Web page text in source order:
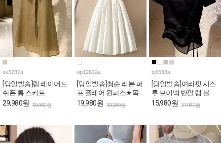
sk5237a
[당일발송]랩 레이어드
쉬폰 롱 스커트
29,980원 59,980원
op12832a
[당일발송]청순 리본 퍼
프 플레어 원피스★목
요특가 자정마감
19,980원 39,980원
bl6538a
[당일발송]여리핏 시스
루 브이넥 반팔 랩 블라
우스
15,980원 31,980원